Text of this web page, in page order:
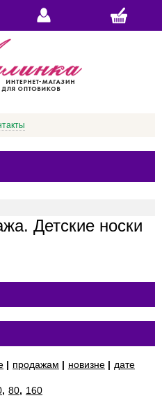
Детские носки
| продажам | новизне | дате
, 80, 160